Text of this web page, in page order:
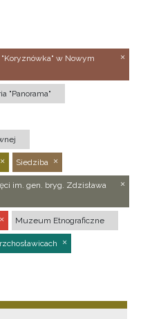
w Nowym
"Panorama"
Siedziba
im. gen. bryg. Zdzisława
Muzeum Etnograficzne